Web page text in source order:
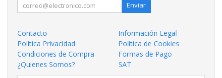
Enviar
Contacto
Información Legal
Política Privacidad
Política de Cookies
Condiciones de Compra
Formas de Pago
¿Quienes Somos?
SAT